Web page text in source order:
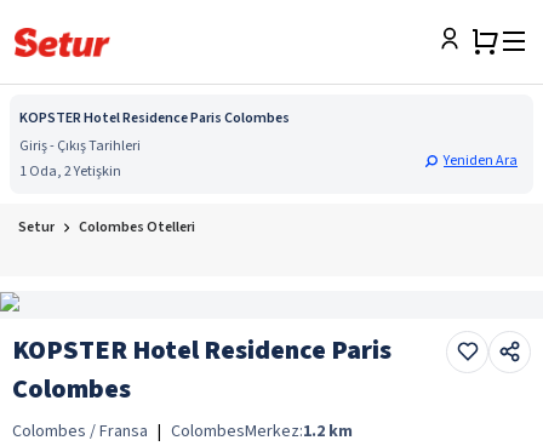
KOPSTER Hotel Residence Paris Colombes
Giriş - Çıkış Tarihleri
1 Oda, 2 Yetişkin
Yeniden Ara
Setur Colombes Otelleri
KOPSTER Hotel Residence Paris
Colombes
Colombes / Fransa | ColombesMerkez:1.2 km